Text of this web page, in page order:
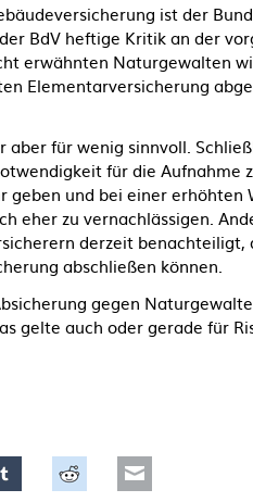
ist der
BdV heftige Kritik an der
erwähnten Naturgewalten
Elementarversicherung
für wenig sinnvoll.
für die Aufnahme
geben und bei einer
eher zu vernachlässigen.
derzeit benachteiligt,
abschließen können.
gegen
gelte auch oder gerade für
tumblr Reddit